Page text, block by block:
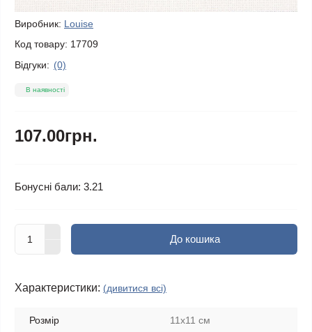
Виробник: Louise
Код товару: 17709
Відгуки: (0)
В наявності
107.00грн.
Бонусні бали: 3.21
До кошика
Характеристики: (дивитися всі)
Розмір 11х11 см